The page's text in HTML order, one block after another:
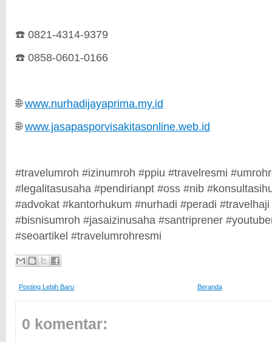
☎️ 0821-4314-9379
☎️ 0858-0601-0166
🌐www.nurhadijayaprima.my.id
🌐www.jasapasporvisakitasonline.web.id
#travelumroh #izinumroh #ppiu #travelresmi
#legalitasusaha #pendirianpt #oss #nib
#advokat #kantorhukum #nurhadi #peradi
#bisnisumroh #jasaizinusaha #santriprener
#seoartikel #travelumrohresmi
Posting Lebih Baru Beranda
0 komentar: